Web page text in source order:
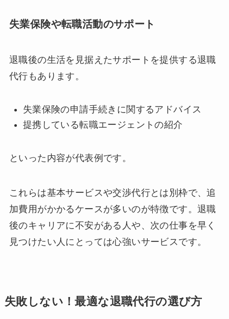
失業保険や転職活動のサポート
退職後の生活を見据えたサポートを提供する退職
代行もあります。
失業保険の申請手続きに関するアドバイス
提携している転職エージェントの紹介
といった内容が代表例です。
これらは基本サービスや交渉代行とは別枠で、追
加費用がかかるケースが多いのが特徴です。退職
後のキャリアに不安がある人や、次の仕事を早く
見つけたい人にとっては心強いサービスです。
失敗しない！最適な退職代行の選び方